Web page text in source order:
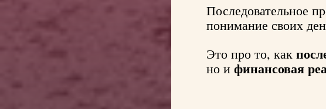
Последовательное
понимание своих
Это про то, как
но и финансовая